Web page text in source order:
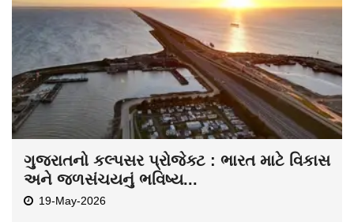
ગુજરાતનો કલ્પસર પ્રોજેક્ટ : ભારત માટે વિકાસ
અને જળસંચયનું ભવિષ્ય...
19-May-2026